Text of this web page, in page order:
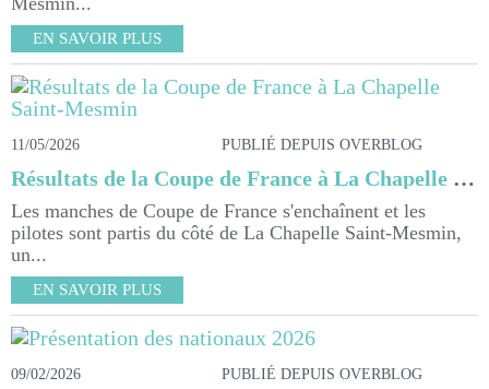
EN SAVOIR PLUS
11/05/2026 PUBLIÉ DEPUIS OVERBLOG
Résultats de la Coupe de France à La Chapelle Saint-Mesmin
Les manches de Coupe de France s'enchaînent et les
pilotes sont partis du côté de La Chapelle Saint-Mesmin,
un...
EN SAVOIR PLUS
09/02/2026 PUBLIÉ DEPUIS OVERBLOG